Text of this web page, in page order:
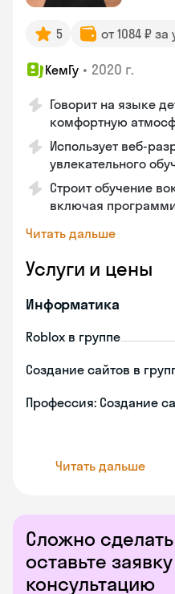
5 от 1084 ₽ за
КемГу • 2020 г.
Говорит на языке
комфортную
Использует веб-
увлекательного
Строит обучение
включая
Читать дальше
Услуги и цены
Информатика
Roblox в группе
Создание сайтов в
Профессия: Создание
Читать дальше
Сложно
оставьте
консультацию